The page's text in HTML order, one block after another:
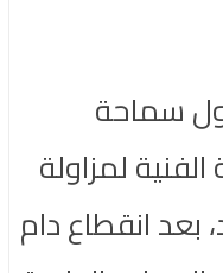
سماحة
لمزاولة
بعد انقطاع دام